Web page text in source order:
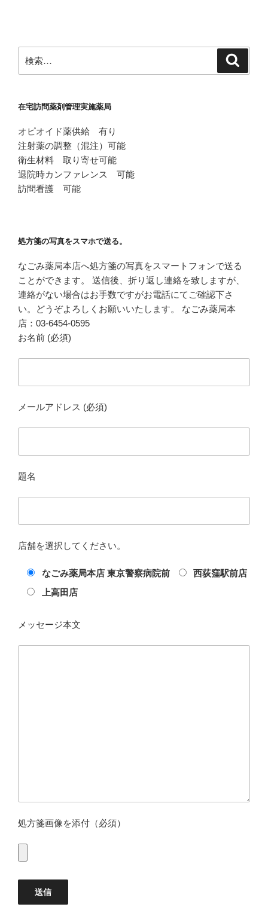
ン
索:
在宅訪問薬剤管理実施薬局
オピオイド薬供給 有り
注射薬の調整（混注）可能
衛生材料 取り寄せ可能
退院時カンファレンス 可能
訪問看護 可能
処方箋の写真をスマホで送る。
なごみ薬局本店へ処方箋の写真をスマートフォンで送る
ことができます。 送信後、折り返し連絡を致しますが、
連絡がない場合はお手数ですがお電話にてご確認下さ
い。どうぞよろしくお願いいたします。 なごみ薬局本
店：03-6454-0595
お名前 (必須)
メールアドレス (必須)
題名
店舗を選択してください。
なごみ薬局本店 東京警察病院前
西荻窪駅前店
上高田店
メッセージ本文
処方箋画像を添付（必須）